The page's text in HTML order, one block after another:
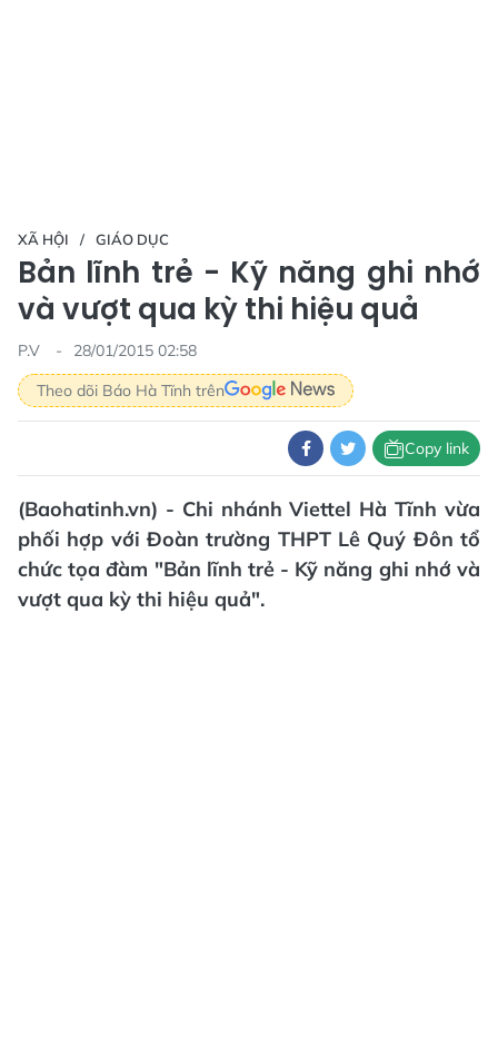
XÃ HỘI GIÁO DỤC
Bản lĩnh trẻ - Kỹ năng ghi nhớ
và vượt qua kỳ thi hiệu quả
P.V
28/01/2015 02:58
Theo dõi Báo Hà Tĩnh trên
Copy link
(Baohatinh.vn) - Chi nhánh Viettel Hà Tĩnh vừa
phối hợp với Đoàn trường THPT Lê Quý Đôn tổ
chức tọa đàm "Bản lĩnh trẻ - Kỹ năng ghi nhớ và
vượt qua kỳ thi hiệu quả".